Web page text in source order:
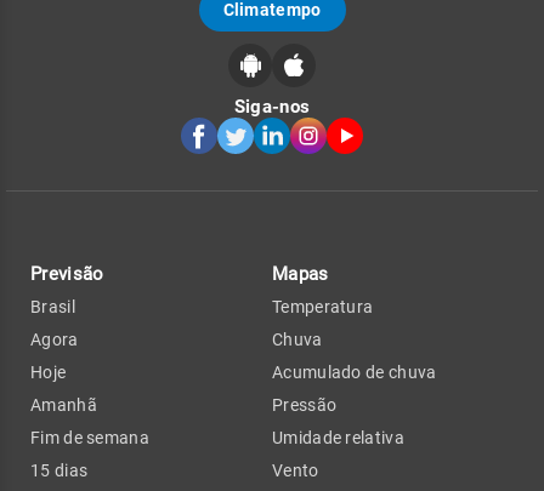
Climatempo
Siga-nos
Previsão
Brasil
Agora
Hoje
Amanhã
Fim de semana
15 dias
Mapas
Temperatura
Chuva
Acumulado de chuva
Pressão
Umidade relativa
Vento